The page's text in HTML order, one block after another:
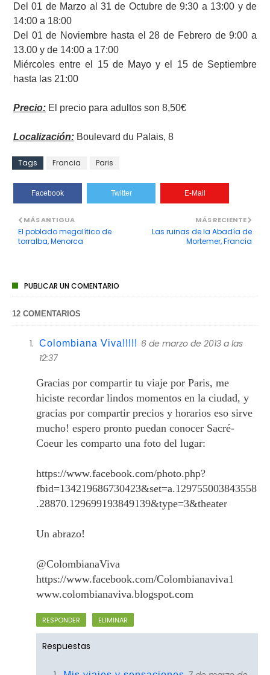
Del 01 de Marzo al 31 de Octubre de 9:30 a 13:00 y de
14:00 a 18:00
Del 01 de Noviembre hasta el 28 de Febrero de 9:00 a
13.00 y de 14:00 a 17:00
Miércoles entre el 15 de Mayo y el 15 de Septiembre
hasta las 21:00
Precio: El precio para adultos son 8,50€
Localización: Boulevard du Palais, 8
Tags Francia Paris
Facebook Twitter E-Mail
MÁS RECIENTE
Las ruinas de la Abadía de
Mortemer, Francia
MÁS ANTIGUA
El poblado megalítico de
torralba, Menorca
PUBLICAR UN COMENTARIO
12 COMENTARIOS
Colombiana Viva!!!!! 6 de marzo de 2013 a las
12:37
Gracias por compartir tu viaje por Paris, me
hiciste recordar lindos momentos en la ciudad, y
gracias por compartir precios y horarios eso sirve
mucho! espero pronto puedan conocer Sacré-
Coeur les comparto una foto del lugar:
https://www.facebook.com/photo.php?
fbid=134219686730423&set=a.129755003843558
.28870.129699193849139&type=3&theater
Un abrazo!
@ColombianaViva
https://www.facebook.com/Colombianaviva1
www.colombianaviva.blogspot.com
RESPONDER ELIMINAR
Respuestas